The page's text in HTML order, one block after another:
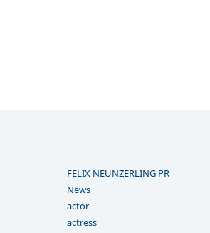
FELIX NEUNZERLING PR
News
actor
actress